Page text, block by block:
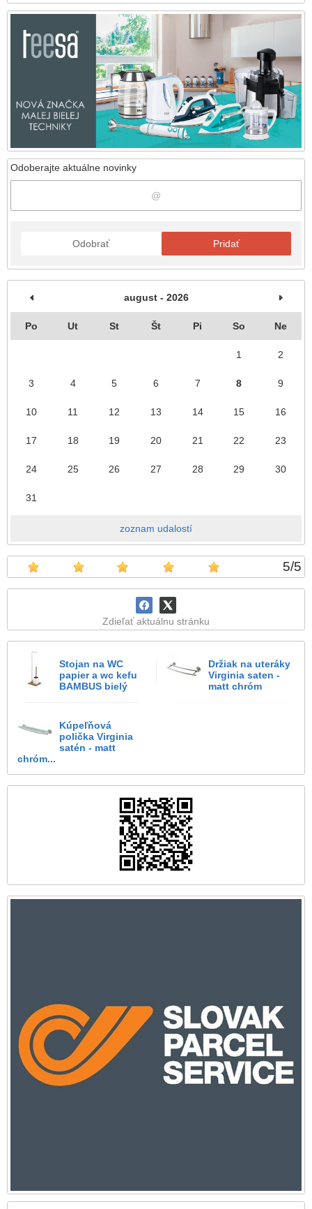
Odoberajte aktuálne novinky
Odobrať Pridať
august - 2026
Po Ut St Št Pi So Ne
1 2
3 4 5 6 7 8 9
10 11 12 13 14 15 16
17 18 19 20 21 22 23
24 25 26 27 28 29 30
31
zoznam udalostí
5/5
Zdieľať aktuálnu stránku
Stojan na WC
papier a wc kefu
BAMBUS bielý
Držiak na uteráky
Virginia saten -
matt chróm
Kúpeľňová
polička Virginia
satén - matt
chróm...